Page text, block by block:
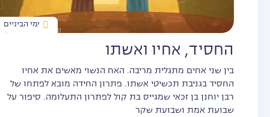
ימי הביניים
החסיד, אחיו ואשתו
בין שני אחים מתגלית מריבה. האח הנשוי מאשים את אחיו
החסיד בגניבת תכשיטי אשתו. פתרון החידה מובא לפתחו של
רבן יוחנן בן זכאי שמגייס בת קול לפתרון התעלומה. סיפור על
שבועת אמת ושבועת שקר